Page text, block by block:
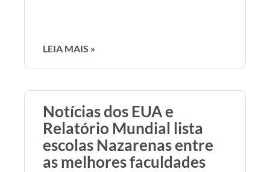
LEIA MAIS »
Notícias dos EUA e
Relatório Mundial lista
escolas Nazarenas entre
as melhores faculdades